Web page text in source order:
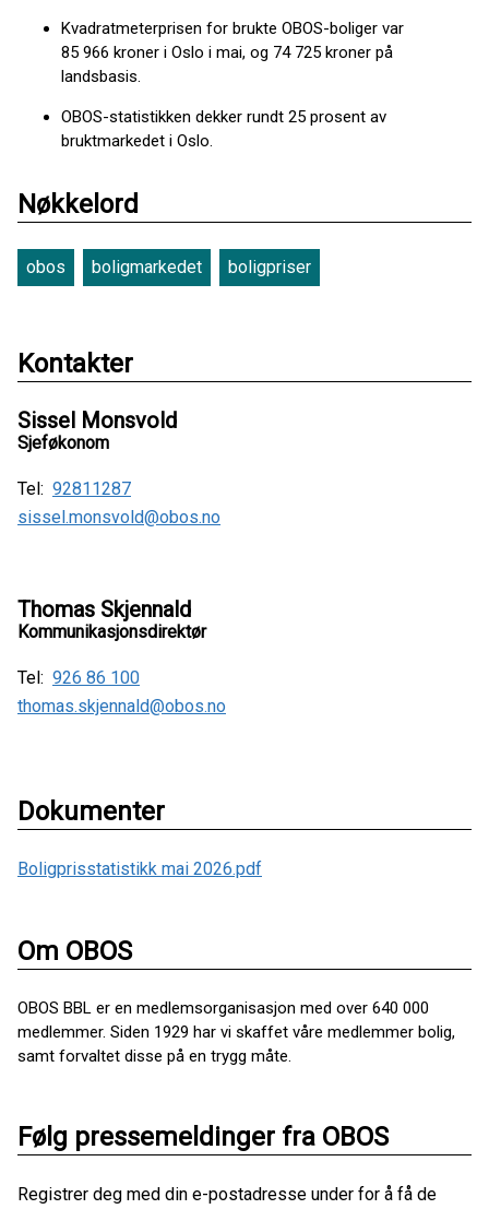
Kvadratmeterprisen for brukte OBOS-boliger var
85 966 kroner i Oslo i mai, og 74 725 kroner på
landsbasis.
OBOS-statistikken dekker rundt 25 prosent av
bruktmarkedet i Oslo.
Nøkkelord
obos boligmarkedet boligpriser
Kontakter
Sissel Monsvold
Sjeføkonom
Tel: 92811287
sissel.monsvold@obos.no
Thomas Skjennald
Kommunikasjonsdirektør
Tel: 926 86 100
thomas.skjennald@obos.no
Dokumenter
Boligprisstatistikk mai 2026.pdf
Om OBOS
OBOS BBL er en medlemsorganisasjon med over 640 000
medlemmer. Siden 1929 har vi skaffet våre medlemmer bolig,
samt forvaltet disse på en trygg måte.
Følg pressemeldinger fra OBOS
Registrer deg med din e-postadresse under for å få de